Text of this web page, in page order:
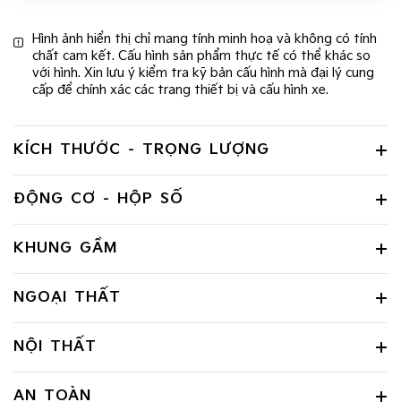
Hình ảnh hiển thị chỉ mang tính minh hoạ và không có tính
chất cam kết. Cấu hình sản phẩm thực tế có thể khác so
với hình. Xin lưu ý kiểm tra kỹ bản cấu hình mà đại lý cung
cấp để chính xác các trang thiết bị và cấu hình xe.
KÍCH THƯỚC - TRỌNG LƯỢNG
ĐỘNG CƠ - HỘP SỐ
KHUNG GẦM
NGOẠI THẤT
NỘI THẤT
AN TOÀN